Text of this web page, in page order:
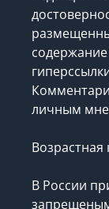
личным
Возрастная
В России